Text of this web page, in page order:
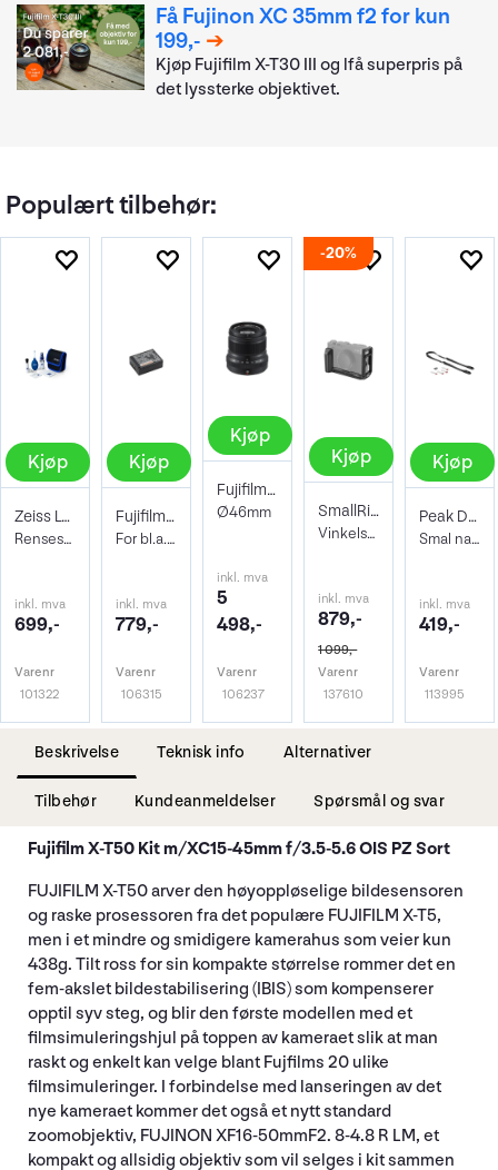
Få Fujinon XC 35mm f2 for kun
199,-
Kjøp Fujifilm X-T30 III og lfå superpris på
det lyssterke objektivet.
Populært tilbehør:
Kjøp
Zeiss Lens Cleaning Kit
Rensesett for objektiv og kamera
inkl. mva
699,-
Varenr
101322
Kjøp
Fujifilm NP-W126S Li-Ion batteri
For bl.a. X100VI, X100V, X-Pro3, X-Half
inkl. mva
779,-
Varenr
106315
Kjøp
Fujifilm XF 50mm f/2.0 R WR Sort
Ø46mm
inkl. mva
5
498,-
Varenr
106237
20%
Kjøp
SmallRig 3231 L-Bracket Fujifilm X-E4
Vinkelskinne Arca Swiss horisontalt
inkl. mva
879,-
1 099,-
Varenr
137610
Kjøp
Peak Design Leash Black
Smal nakkereim. Sort
inkl. mva
419,-
Varenr
113995
Beskrivelse Teknisk info Alternativer
Tilbehør Kundeanmeldelser Spørsmål og svar
Fujifilm X-T50 Kit m/XC15-45mm f/3.5-5.6 OIS PZ Sort
FUJIFILM X-T50arver den høyoppløselige bildesensoren
og raske prosessoren fra det populære FUJIFILM X-T5,
men i et mindre og smidigere kamerahus som veier kun
438g. Tilt ross for sin kompakte størrelse rommer det en
fem-akslet bildestabilisering (IBIS) som kompenserer
opptil syv steg, og blir den første modellen med et
filmsimuleringshjul på toppen av kameraet slik at man
raskt og enkelt kan velge blant Fujfilms 20 ulike
filmsimuleringer. I forbindelse med lanseringen av det
nye kameraet kommer det også et nytt standard
zoomobjektiv, FUJINON XF16-50mmF2. 8-4.8 R LM, et
kompakt og allsidig objektiv som vil selges i kit sammen